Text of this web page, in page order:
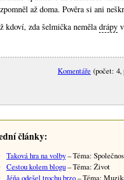
až doma. Pověra si ani
kdoví, zda šelmička neměladrápyv
Komentáře (počet: 4,
články:
Taková hra na volby– Téma:
Cestou kolem blogu– Téma: Život
Jéňa odešel trochu brzo– Téma: